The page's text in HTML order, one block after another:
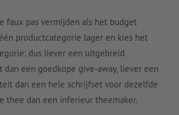
faux pas vermijden als het budget
productcategorie lager en kies het
dus liever een uitgebreid
dan een goedkope give-away, liever een
dan een hele schrijfset voor dezelfde
thee dan een inferieur theemaker.